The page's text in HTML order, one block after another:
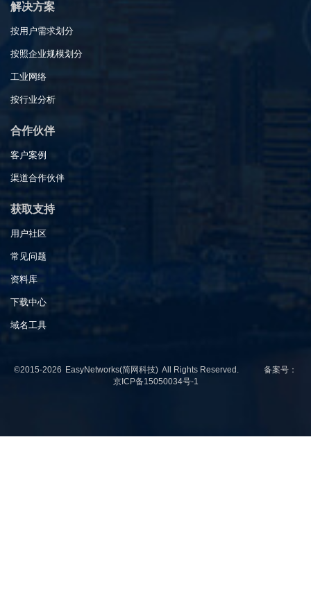
解决方案
按用户需求划分
按照企业规模划分
工业网络
按行业分析
合作伙伴
客户案例
渠道合作伙伴
获取支持
用户社区
常见问题
资料库
下载中心
域名工具
©2015-2026 EasyNetworks(简网科技) All Rights Reserved. 备案号：
京ICP备15050034号-1